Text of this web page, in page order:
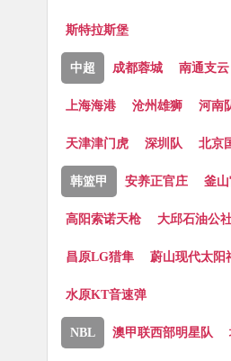
斯特拉斯堡
中超 成都蓉城 南通支云
上海海港 沧州雄狮 河南
天津津门虎 深圳队 北京
韩篮甲 安养正官庄 釜
高阳索诺天枪 大邱石油公
昌原LG猎隼 蔚山现代太阳
水原KT音速弹
NBL 澳甲联西部明星队